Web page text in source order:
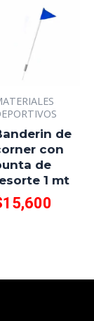
de
con
de
1 mt
15,600